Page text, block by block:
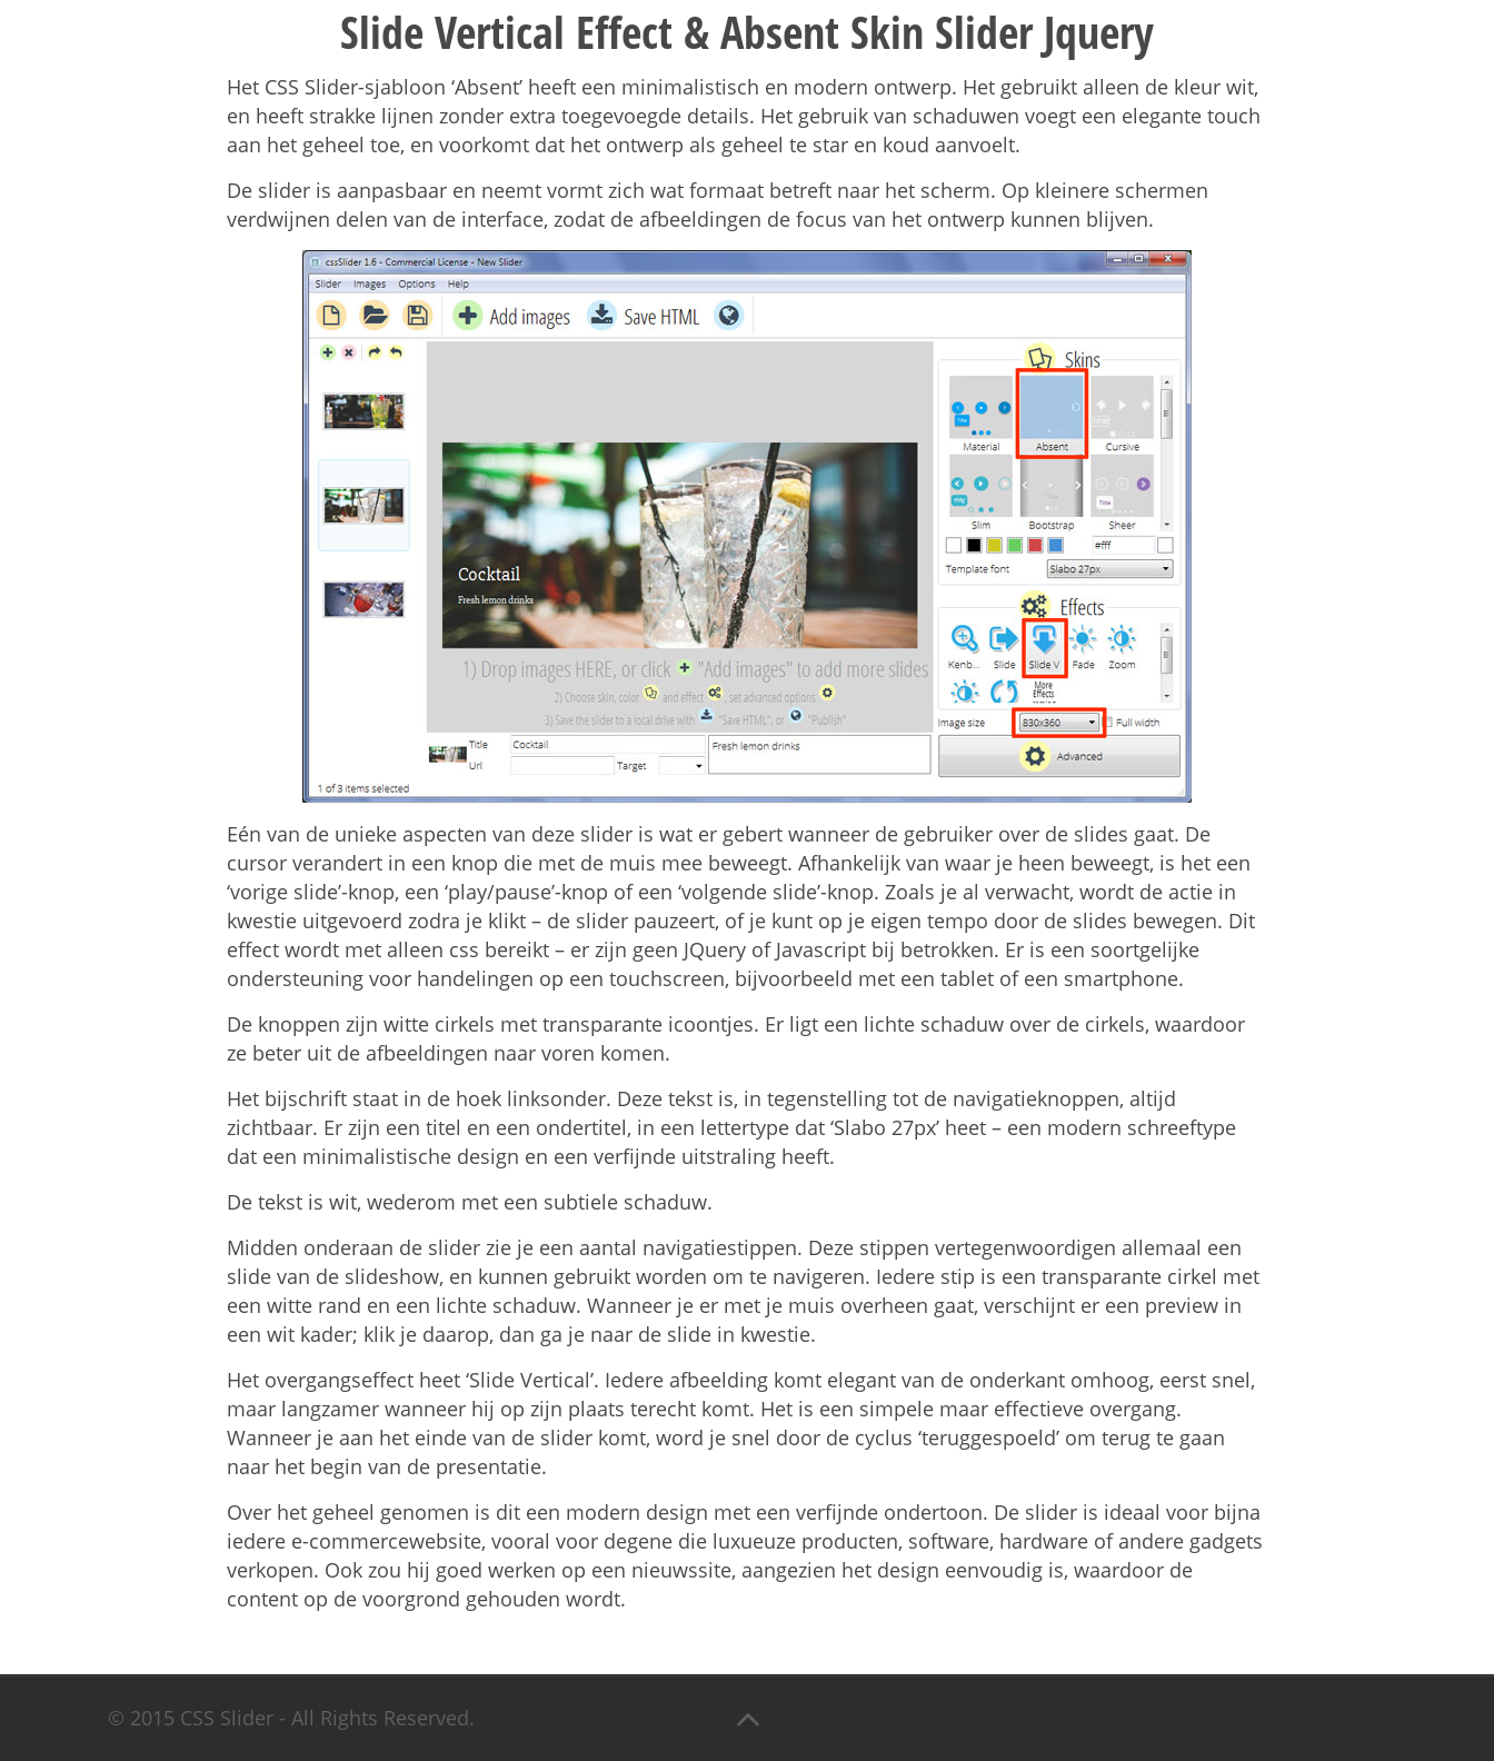
Slide Vertical Effect & Absent Skin Slider Jquery
Het CSS Slider-sjabloon ‘Absent’ heeft een minimalistisch en modern ontwerp. Het gebruikt alleen de kleur wit,
en heeft strakke lijnen zonder extra toegevoegde details. Het gebruik van schaduwen voegt een elegante touch
aan het geheel toe, en voorkomt dat het ontwerp als geheel te star en koud aanvoelt.
De slider is aanpasbaar en neemt vormt zich wat formaat betreft naar het scherm. Op kleinere schermen
verdwijnen delen van de interface, zodat de afbeeldingen de focus van het ontwerp kunnen blijven.
Eén van de unieke aspecten van deze slider is wat er gebert wanneer de gebruiker over de slides gaat. De
cursor verandert in een knop die met de muis mee beweegt. Afhankelijk van waar je heen beweegt, is het een
‘vorige slide’-knop, een ‘play/pause’-knop of een ‘volgende slide’-knop. Zoals je al verwacht, wordt de actie in
kwestie uitgevoerd zodra je klikt – de slider pauzeert, of je kunt op je eigen tempo door de slides bewegen. Dit
effect wordt met alleen css bereikt – er zijn geen JQuery of Javascript bij betrokken. Er is een soortgelijke
ondersteuning voor handelingen op een touchscreen, bijvoorbeeld met een tablet of een smartphone.
De knoppen zijn witte cirkels met transparante icoontjes. Er ligt een lichte schaduw over de cirkels, waardoor
ze beter uit de afbeeldingen naar voren komen.
Het bijschrift staat in de hoek linksonder. Deze tekst is, in tegenstelling tot de navigatieknoppen, altijd
zichtbaar. Er zijn een titel en een ondertitel, in een lettertype dat ‘Slabo 27px’ heet – een modern schreeftype
dat een minimalistische design en een verfijnde uitstraling heeft.
De tekst is wit, wederom met een subtiele schaduw.
Midden onderaan de slider zie je een aantal navigatiestippen. Deze stippen vertegenwoordigen allemaal een
slide van de slideshow, en kunnen gebruikt worden om te navigeren. Iedere stip is een transparante cirkel met
een witte rand en een lichte schaduw. Wanneer je er met je muis overheen gaat, verschijnt er een preview in
een wit kader; klik je daarop, dan ga je naar de slide in kwestie.
Het overgangseffect heet ‘Slide Vertical’. Iedere afbeelding komt elegant van de onderkant omhoog, eerst snel,
maar langzamer wanneer hij op zijn plaats terecht komt. Het is een simpele maar effectieve overgang.
Wanneer je aan het einde van de slider komt, word je snel door de cyclus ‘teruggespoeld’ om terug te gaan
naar het begin van de presentatie.
Over het geheel genomen is dit een modern design met een verfijnde ondertoon. De slider is ideaal voor bijna
iedere e-commercewebsite, vooral voor degene die luxueuze producten, software, hardware of andere gadgets
verkopen. Ook zou hij goed werken op een nieuwssite, aangezien het design eenvoudig is, waardoor de
content op de voorgrond gehouden wordt.
© 2015 CSS Slider - All Rights Reserved.